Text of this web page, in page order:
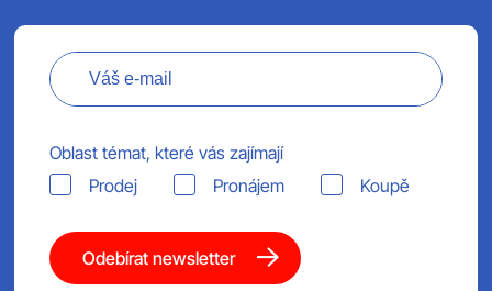
Odebírat newsletter
Oblast témat, které vás zajímají
Prodej
Pronájem Koupě